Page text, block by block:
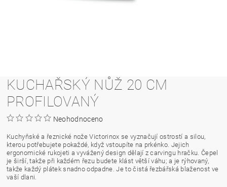
KUCHAŘSKÝ NŮŽ 20 CM
PROFILOVANÝ
Neohodnoceno
Kuchyňské a řeznické nože Victorinox se vyznačují ostrostí a silou,
kterou potřebujete pokaždé, když vstoupíte na prkénko. Jejich
ergonomické rukojeti a vyvážený design dělají z carvingu hračku. Čepel
je širší, takže při každém řezu budete klást větší váhu; a je rýhovaný,
takže každý plátek snadno odpadne. Je to čistá řezbářská blaženost ve
vaší dlani.